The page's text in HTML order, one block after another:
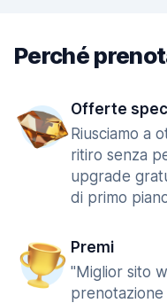
Perché
Offerte
Riusciamo a
ritiro senza
upgrade
di primo
Premi
"Miglior sito